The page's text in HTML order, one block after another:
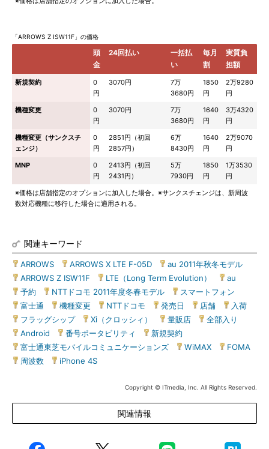
「ARROWS Z ISW11F」の価格
頭
金
24回払い
一括払
い
毎月
割
実質負
担額
新規契約
0
円
3070円
7万
3680円
1850
円
2万9280
円
機種変更
0
円
3070円
7万
3680円
1640
円
3万4320
円
機種変更（サンクスチ
ェンジ）
0
円
2851円（初回
2857円）
6万
8430円
1640
円
2万9070
円
MNP
0
円
2413円（初回
2431円）
5万
7930円
1850
円
1万3530
円
※価格は店舗指定のオプションに加入した場合。※サンクスチェンジは、新周波
数対応機種に移行した場合に適用される。
関連キーワード
ARROWS ARROWS X LTE F-05D au 2011年秋冬モデル
ARROWS Z ISW11F
LTE（Long Term Evolution） au
予約
NTTドコモ 2011年度冬春モデル スマートフォン
富士通
機種変更 NTTドコモ 発売日 店舗 入荷
フラッグシップ| Xi（クロッシィ） 量販店 全部入り
Android
番号ポータビリティ 新規契約
富士通東芝モバイルコミュニケーションズ
WiMAX FOMA
周波数
iPhone 4S
Copyright © ITmedia, Inc. All Rights Reserved.
関連情報